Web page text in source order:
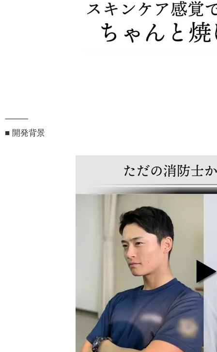
⸻
■ 開発背景